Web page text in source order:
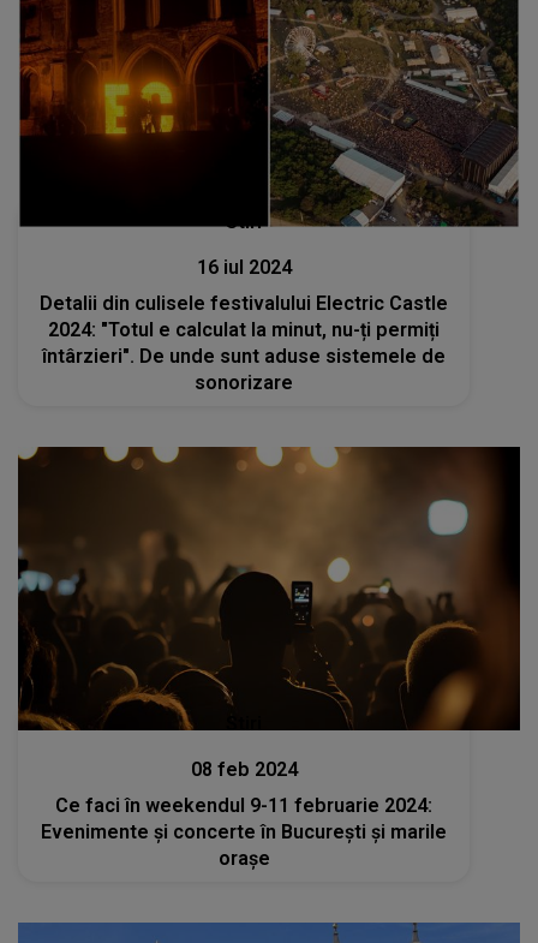
Stiri
16 iul 2024
Detalii din culisele festivalului Electric Castle
2024: "Totul e calculat la minut, nu-ți permiți
întârzieri". De unde sunt aduse sistemele de
sonorizare
08 feb 2024
Ce faci în weekendul 9-11 februarie 2024:
Evenimente și concerte în București și marile
orașe